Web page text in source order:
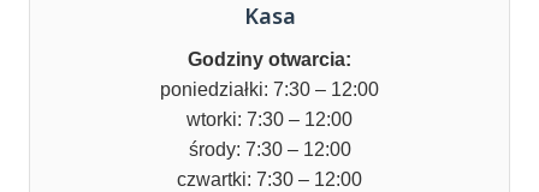
Kasa
Godziny otwarcia:
poniedziałki: 7:30 – 12:00
wtorki: 7:30 – 12:00
środy: 7:30 – 12:00
czwartki: 7:30 – 12:00